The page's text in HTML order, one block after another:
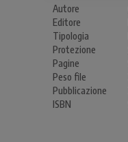
Autore
Editore
Tipologia
Protezione
Pagine
Peso file
Pubblicazione
ISBN